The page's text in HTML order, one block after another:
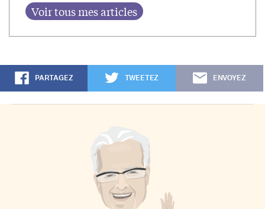
PARTAGEZ TWEETEZ ENVOYEZ